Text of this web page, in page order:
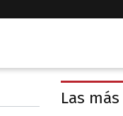
Las